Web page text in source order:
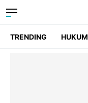
TRENDING HUKUM